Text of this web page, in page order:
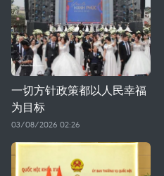
一切方针政策都以人民幸福
为目标
03/08/2026 02:26